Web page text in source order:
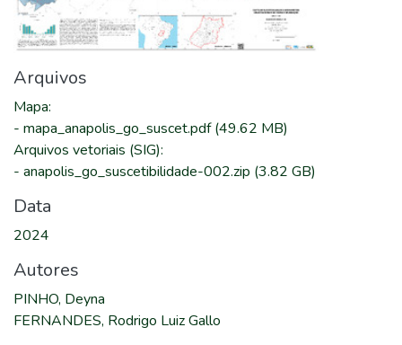
Arquivos
Mapa:
- mapa_anapolis_go_suscet.pdf(49.62 MB)
Arquivos vetoriais (SIG):
- anapolis_go_suscetibilidade-002.zip (3.82 GB)
Data
2024
Autores
PINHO, Deyna
FERNANDES, Rodrigo Luiz Gallo